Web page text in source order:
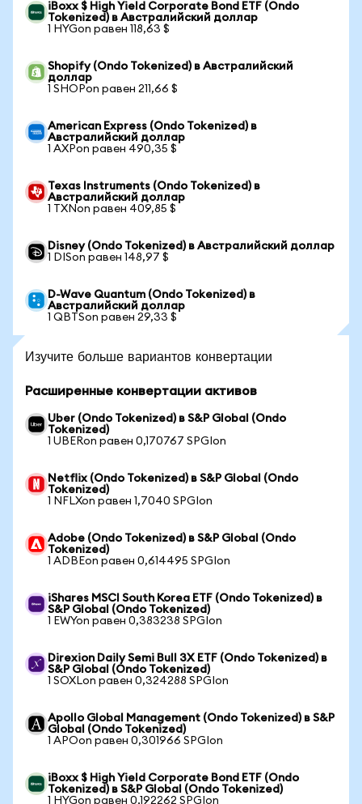
iBoxx $ High Yield Corporate Bond ETF (Ondo
Tokenized) в Австралийский доллар
1 HYGon равен 118,63 $
Shopify (Ondo Tokenized) в Австралийский
доллар
1 SHOPon равен 211,66 $
American Express (Ondo Tokenized) в
Австралийский доллар
1 AXPon равен 490,35 $
Texas Instruments (Ondo Tokenized) в
Австралийский доллар
1 TXNon равен 409,85 $
Disney (Ondo Tokenized) в Австралийский доллар
1 DISon равен 148,97 $
D-Wave Quantum (Ondo Tokenized) в
Австралийский доллар
1 QBTSon равен 29,33 $
Изучите больше вариантов конвертации
Расширенные конвертации активов
Uber (Ondo Tokenized) в S&P Global (Ondo
Tokenized)
1 UBERon равен 0,170767 SPGIon
Netflix (Ondo Tokenized) в S&P Global (Ondo
Tokenized)
1 NFLXon равен 1,7040 SPGIon
Adobe (Ondo Tokenized) в S&P Global (Ondo
Tokenized)
1 ADBEon равен 0,614495 SPGIon
iShares MSCI South Korea ETF (Ondo Tokenized) в
S&P Global (Ondo Tokenized)
1 EWYon равен 0,383238 SPGIon
Direxion Daily Semi Bull 3X ETF (Ondo Tokenized) в
S&P Global (Ondo Tokenized)
1 SOXLon равен 0,324288 SPGIon
Apollo Global Management (Ondo Tokenized) в S&P
Global (Ondo Tokenized)
1 APOon равен 0,301966 SPGIon
iBoxx $ High Yield Corporate Bond ETF (Ondo
Tokenized) в S&P Global (Ondo Tokenized)
1 HYGon равен 0,192262 SPGIon